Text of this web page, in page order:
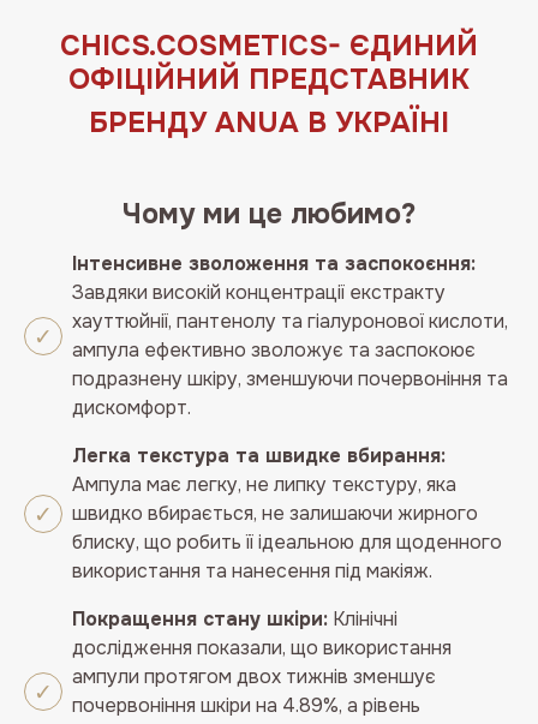
СHICS.COSMETICS- ЄДИНИЙ
ОФIЦIЙНИЙ ПРЕДСТАВНИК
БРЕНДУ ANUA В УКРАЇНІ
Чому ми це любимо?
Інтенсивне зволоження та заспокоєння:
Завдяки високій концентрації екстракту
хауттюйнії, пантенолу та гіалуронової кислоти,
ампула ефективно зволожує та заспокоює
подразнену шкіру, зменшуючи почервоніння та
дискомфорт.
Легка текстура та швидке вбирання:
Ампула має легку, не липку текстуру, яка
швидко вбирається, не залишаючи жирного
блиску, що робить її ідеальною для щоденного
використання та нанесення під макіяж.
Покращення стану шкіри: Клінічні
дослідження показали, що використання
ампули протягом двох тижнів зменшує
почервоніння шкіри на 4.89%, а рівень